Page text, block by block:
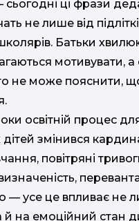
сьогодні ці фрази
не лише від
Батьки
мотивувати, а
не може пояснити,
освітній процес
дітей змінився
повітряні
— усе це впливає не
й на емоційний стан